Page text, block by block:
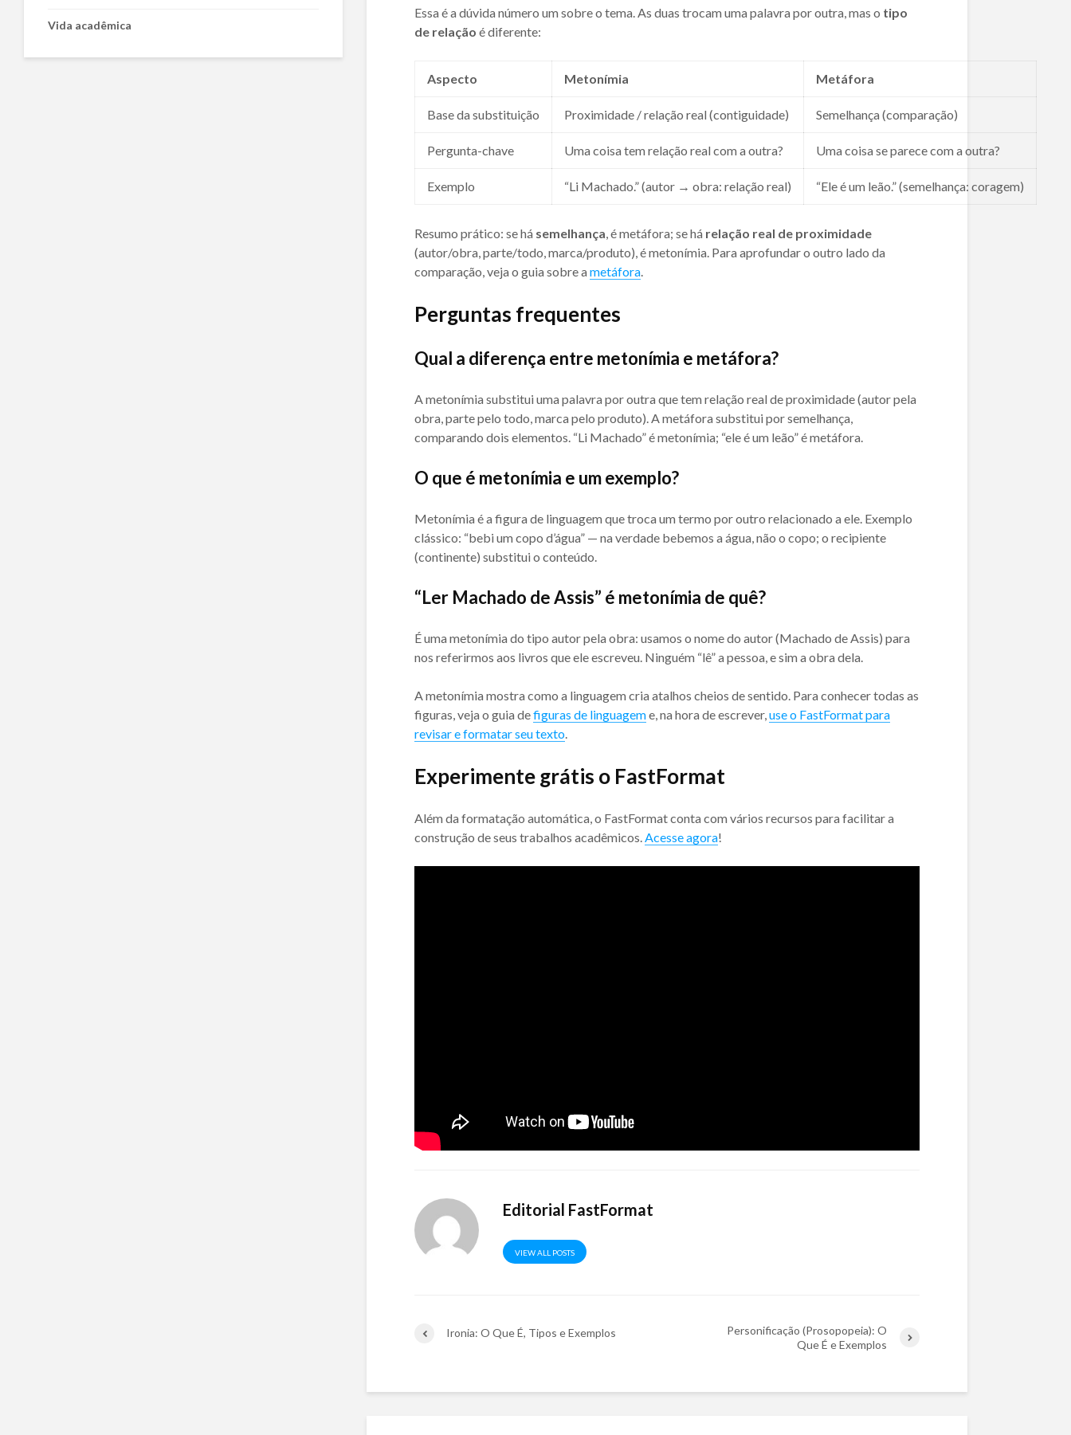
Essa é a dúvida número um sobre o tema. As duas trocam uma palavra por outra, mas o tipo
de relação é diferente:
Aspecto Metonímia Metáfora
Base da substituição Proximidade / relação real (contiguidade) Semelhança (comparação)
Pergunta-chave Uma coisa tem relação real com a outra? Uma coisa se parece com a outra?
Exemplo “Li Machado.” (autor → obra: relação real) “Ele é um leão.” (semelhança: coragem)
Resumo prático: se há semelhança, é metáfora; se há relação real de proximidade
(autor/obra, parte/todo, marca/produto), é metonímia. Para aprofundar o outro lado da
comparação, veja o guia sobre a metáfora.
Perguntas frequentes
Qual a diferença entre metonímia e metáfora?
A metonímia substitui uma palavra por outra que tem relação real de proximidade (autor pela
obra, parte pelo todo, marca pelo produto). A metáfora substitui por semelhança,
comparando dois elementos. “Li Machado” é metonímia; “ele é um leão” é metáfora.
O que é metonímia e um exemplo?
Metonímia é a figura de linguagem que troca um termo por outro relacionado a ele. Exemplo
clássico: “bebi um copo d’água” — na verdade bebemos a água, não o copo; o recipiente
(continente) substitui o conteúdo.
“Ler Machado de Assis” é metonímia de quê?
É uma metonímia do tipo autor pela obra: usamos o nome do autor (Machado de Assis) para
nos referirmos aos livros que ele escreveu. Ninguém “lê” a pessoa, e sim a obra dela.
A metonímia mostra como a linguagem cria atalhos cheios de sentido. Para conhecer todas as
figuras, veja o guia defiguras de linguageme, na hora de escrever,use o FastFormat para
revisar e formatar seu texto.
Experimente grátis o FastFormat
Além da formatação automática, o FastFormat conta com vários recursos para facilitar a
construção de seus trabalhos acadêmicos.Acesse agora!
Editorial FastFormat
VIEW ALL POSTS
Ironia: O Que É, Tipos e Exemplos
Personificação (Prosopopeia): O
Que É e Exemplos
Vida acadêmica